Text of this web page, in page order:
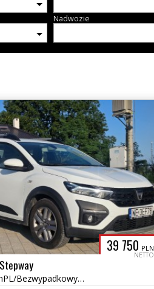
Nadwozie
39 750 PLN
NETTO
Rej. 2022//SalonPL/Bezwypadkowy/Lakier oryginalny/Gwarancja producent